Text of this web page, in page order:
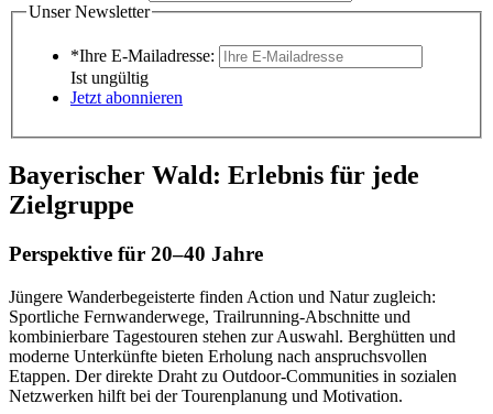
Unser Newsletter
*Ihre E-Mailadresse:
Ist ungültig
Jetzt abonnieren
Bayerischer Wald: Erlebnis für jede
Zielgruppe
Perspektive für 20–40 Jahre
Jüngere Wanderbegeisterte finden Action und Natur zugleich:
Sportliche Fernwanderwege, Trailrunning-Abschnitte und
kombinierbare Tagestouren stehen zur Auswahl. Berghütten und
moderne Unterkünfte bieten Erholung nach anspruchsvollen
Etappen. Der direkte Draht zu Outdoor-Communities in sozialen
Netzwerken hilft bei der Tourenplanung und Motivation.